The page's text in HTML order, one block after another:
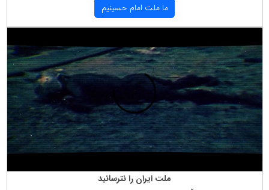
ما ملت امام حسینیم
ملت ایران را نترسانید